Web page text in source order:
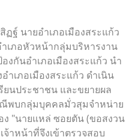
ฐ์ นายอำเภอเมืองสระแก้ว
ำเภอหัวหน้ากลุ่มบริหารงาน
งกันอำเภอเมืองสระแก้ว นำ
เภอเมืองสระแก้ว ดำเนิน
ยนประชาชน และขยายผล
พบกลุ่มบุคคลมั่วสุมจำหน่าย
"นายแหล่ ซอยตัน (ขอสงวน
าหน้าที่จึงเข้าตรวจสอบ